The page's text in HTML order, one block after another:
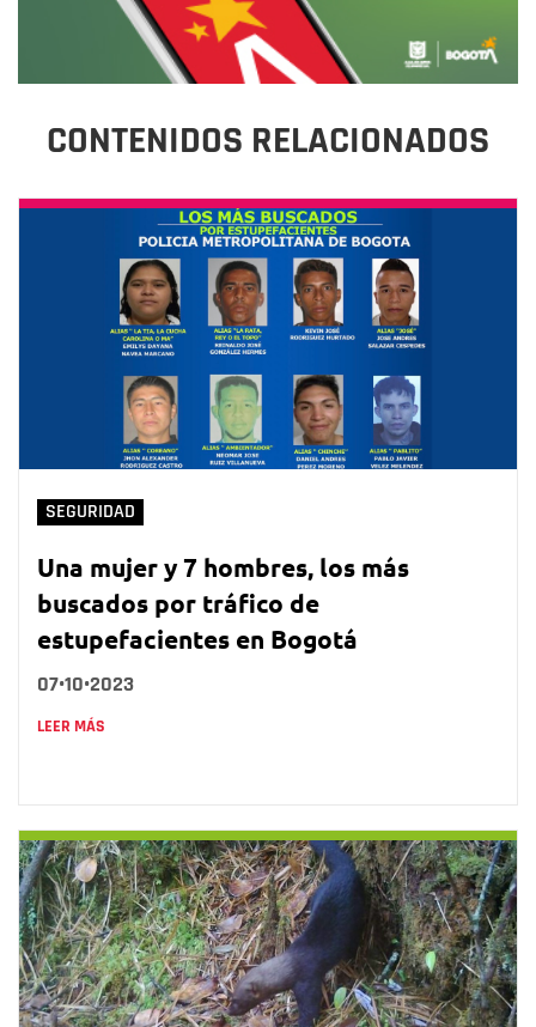
CONTENIDOS RELACIONADOS
SEGURIDAD
Una mujer y 7 hombres, los más
buscados por tráfico de
estupefacientes en Bogotá
07•10•2023
LEER MÁS